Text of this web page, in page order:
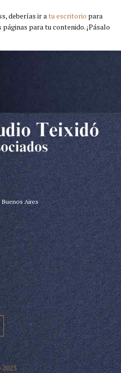
deberías ir atu escritorio para
para tu contenido. ¡Pásalo
Aires